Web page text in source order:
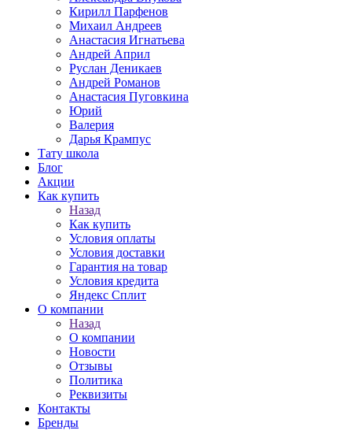
Кирилл Парфенов
Михаил Андреев
Анастасия Игнатьева
Андрей Април
Руслан Деникаев
Андрей Романов
Анастасия Пуговкина
Юрий
Валерия
Дарья Крампус
Тату школа
Блог
Акции
Как купить
Назад
Как купить
Условия оплаты
Условия доставки
Гарантия на товар
Условия кредита
Яндекс Сплит
О компании
Назад
О компании
Новости
Отзывы
Политика
Реквизиты
Контакты
Бренды